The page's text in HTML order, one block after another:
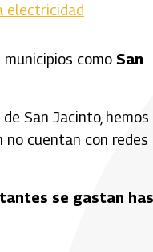
electricidad
como San
San Jacinto, hemos
no cuentan con redes
se gastan